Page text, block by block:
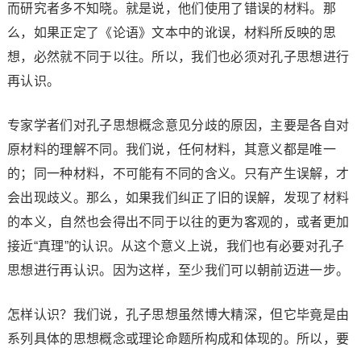
而研究者多不知晓。就是说，他们使用了错误的材料。那
么，如果正定了《论语》文本中的讹误，材料所反映的思
想，必然就不同于以往。所以，我们也必须对孔子思想进行
再认识。
专家学者们对孔子思想概念意见分歧的原因，主要是各自对
原材料的理解不同。我们说，任何材料，其意义都是唯一
的；同一种材料，不可能有不同的含义。只有产生误解，才
会出现歧义。那么，如果我们纠正了旧的误解，发现了材料
的本义，自然也会得出不同于以往的更为客观的，或者更加
接近“真理”的认识。从这个意义上说，我们也有必要对孔子
思想进行再认识。因为这样，至少我们可以朝前迈进一步。
怎样认识？我们说，孔子思想虽然博大精深，但它毕竟是由
系列具体的思想概念或理论命题所构成和体现的。所以，要